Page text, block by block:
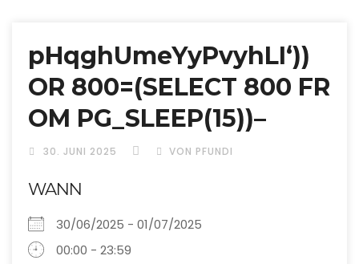
pHqghUmeYyPvyhLI‘))
OR 800=(SELECT 800 FR
OM PG_SLEEP(15))–
30. JUNI 2025 VON PFUNDI
WANN
30/06/2025 - 01/07/2025
00:00 - 23:59